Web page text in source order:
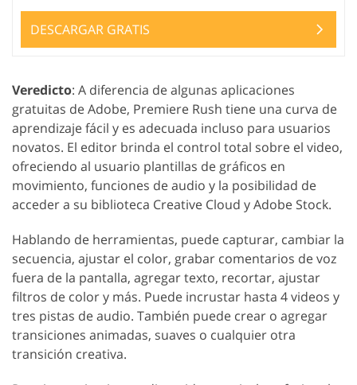
DESCARGAR GRATIS
Veredicto: A diferencia de algunas aplicaciones
gratuitas de Adobe, Premiere Rush tiene una curva de
aprendizaje fácil y es adecuada incluso para usuarios
novatos. El editor brinda el control total sobre el video,
ofreciendo al usuario plantillas de gráficos en
movimiento, funciones de audio y la posibilidad de
acceder a su biblioteca Creative Cloud y Adobe Stock.
Hablando de herramientas, puede capturar, cambiar la
secuencia, ajustar el color, grabar comentarios de voz
fuera de la pantalla, agregar texto, recortar, ajustar
filtros de color y más. Puede incrustar hasta 4 videos y
tres pistas de audio. También puede crear o agregar
transiciones animadas, suaves o cualquier otra
transición creativa.